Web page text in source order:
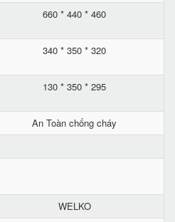
660 * 440 * 460
340 * 350 * 320
130 * 350 * 295
An Toàn chống cháy
WELKO